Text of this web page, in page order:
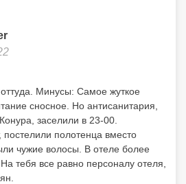
Минусы: Самое жуткое
сносное. Но антисанитария,
заселили в 23-00.
постелили полотенца вместо
чужие волосы. В отеле более
тебя все равно персоналу отеля,